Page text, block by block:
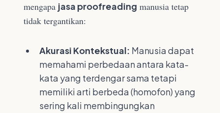
mengapa jasa proofreading manusia tetap
tidak tergantikan:
Akurasi Kontekstual: Manusia dapat
memahami perbedaan antara kata-
kata yang terdengar sama tetapi
memiliki arti berbeda (homofon) yang
sering kali membingungkan